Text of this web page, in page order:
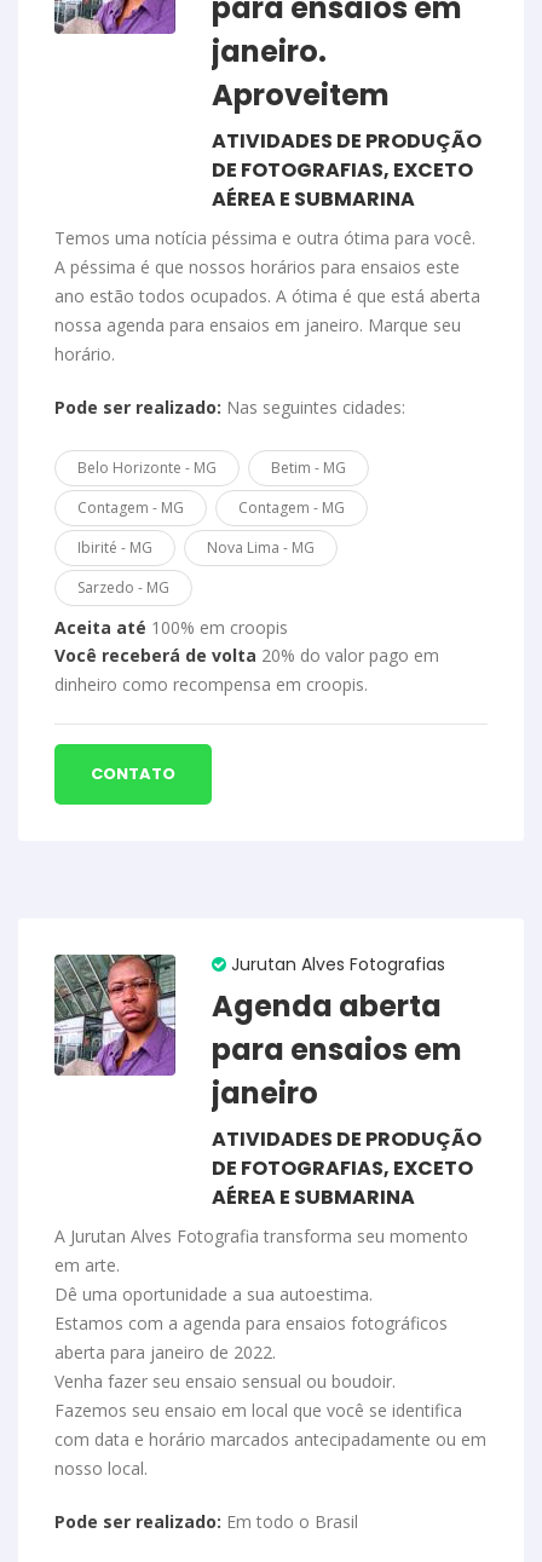
janeiro.
Aproveitem
ATIVIDADES DE PRODUÇÃO
DE FOTOGRAFIAS, EXCETO
AÉREA E SUBMARINA
Temos uma notícia péssima e outra ótima para você.
A péssima é que nossos horários para ensaios este
ano estão todos ocupados. A ótima é que está aberta
nossa agenda para ensaios em janeiro. Marque seu
horário.
Pode ser realizado: Nas seguintes cidades:
Belo Horizonte - MG
Betim - MG
Contagem - MG
Contagem - MG
Ibirité - MG
Nova Lima - MG
Sarzedo - MG
Aceita até 100% em croopis
Você receberá de volta 20% do valor pago em
dinheiro como recompensa em croopis.
CONTATO
Jurutan Alves Fotografias
Agenda aberta
para ensaios em
janeiro
ATIVIDADES DE PRODUÇÃO
DE FOTOGRAFIAS, EXCETO
AÉREA E SUBMARINA
A Jurutan Alves Fotografia transforma seu momento
em arte.
Dê uma oportunidade a sua autoestima.
Estamos com a agenda para ensaios fotográficos
aberta para janeiro de 2022.
Venha fazer seu ensaio sensual ou boudoir.
Fazemos seu ensaio em local que você se identifica
com data e horário marcados antecipadamente ou em
nosso local.
Pode ser realizado: Em todo o Brasil